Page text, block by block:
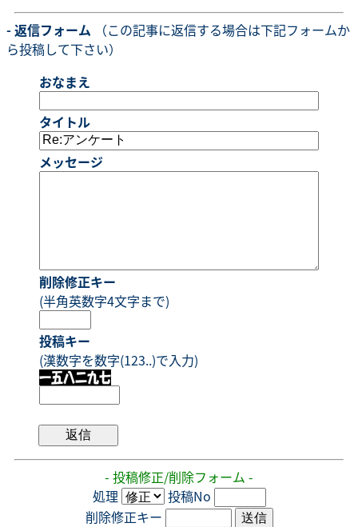
- 返信フォーム （この記事に返信する場合は下記フォームか
ら投稿して下さい）
おなまえ
タイトル
メッセージ
削除修正キー
(半角英数字4文字まで)
投稿キー
(漢数字を数字(123..)で入力)
- 投稿修正/削除フォーム -
処理
投稿No
削除修正キー